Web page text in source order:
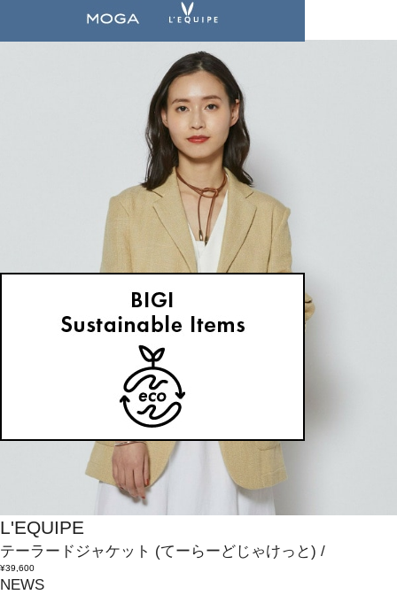
(すかーと)
L'EQUIPE
テーラードジャケット (てーらーどじゃけっと) /
¥39,600
NEWS